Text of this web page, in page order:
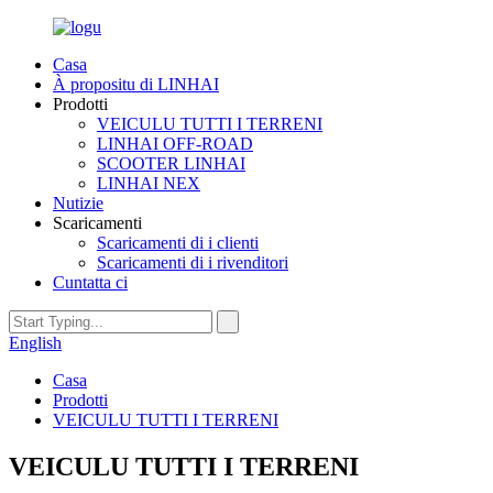
Casa
À propositu di LINHAI
Prodotti
VEICULU TUTTI I TERRENI
LINHAI OFF-ROAD
SCOOTER LINHAI
LINHAI NEX
Nutizie
Scaricamenti
Scaricamenti di i clienti
Scaricamenti di i rivenditori
Cuntatta ci
English
Casa
Prodotti
VEICULU TUTTI I TERRENI
VEICULU TUTTI I TERRENI